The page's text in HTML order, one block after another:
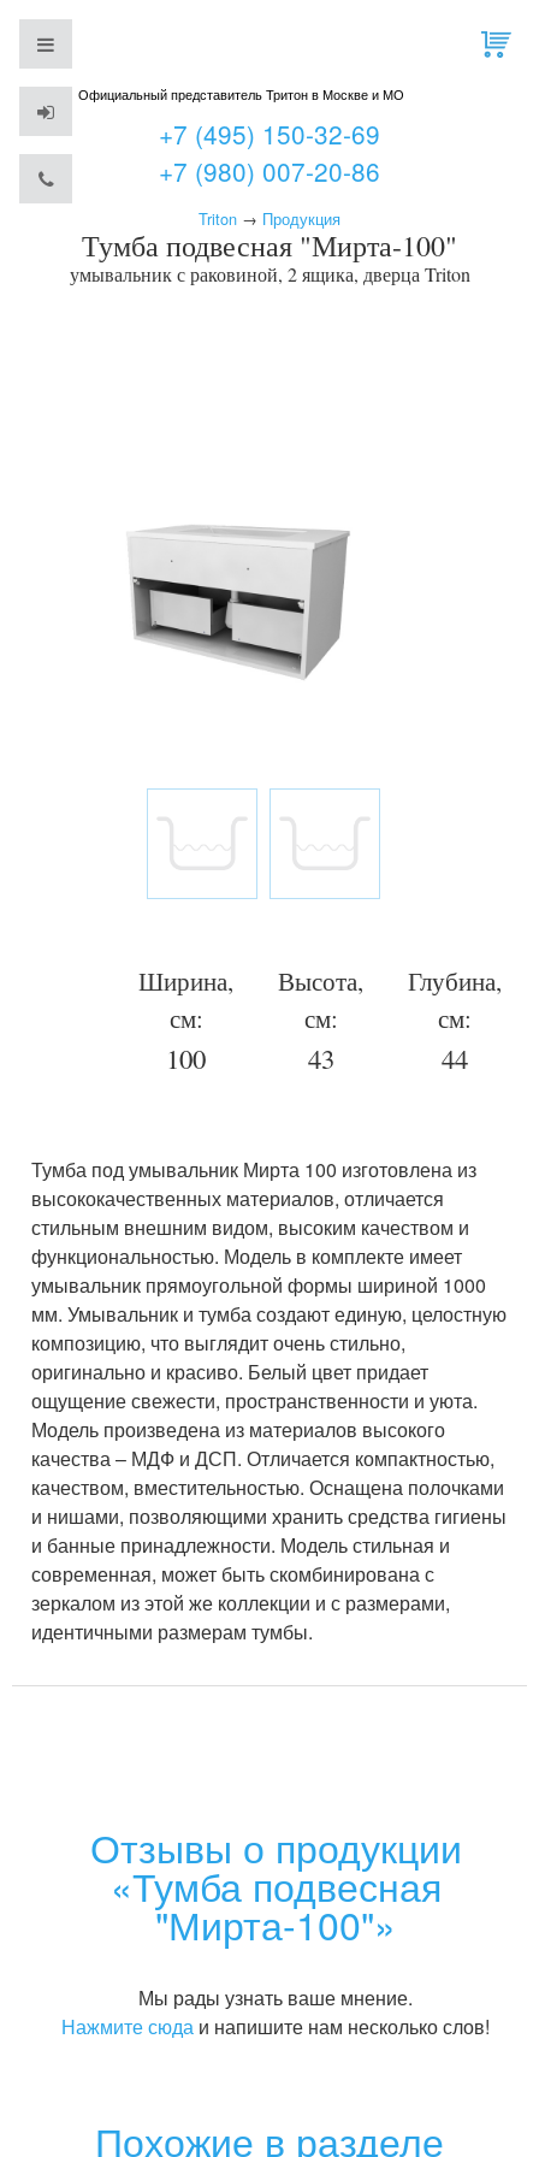
Официальный представитель Тритон в Москве и МО
+7 (495) 150-32-69
+7 (980) 007-20-86
Triton → Продукция
Тумба подвесная "Мирта-100"
умывальник с раковиной, 2 ящика, дверца Triton
Ширина,
см:
100
Высота,
см:
43
Глубина,
см:
44
Тумба под умывальник Мирта 100 изготовлена из
высококачественных материалов, отличается
стильным внешним видом, высоким качеством и
функциональностью. Модель в комплекте имеет
умывальник прямоугольной формы шириной 1000
мм. Умывальник и тумба создают единую, целостную
композицию, что выглядит очень стильно,
оригинально и красиво. Белый цвет придает
ощущение свежести, пространственности и уюта.
Модель произведена из материалов высокого
качества – МДФ и ДСП. Отличается компактностью,
качеством, вместительностью. Оснащена полочками
и нишами, позволяющими хранить средства гигиены
и банные принадлежности. Модель стильная и
современная, может быть скомбинирована с
зеркалом из этой же коллекции и с размерами,
идентичными размерам тумбы.
Отзывы о продукции
«Тумба подвесная
"Мирта-100"»
Мы рады узнать ваше мнение.
Нажмите сюда и напишите нам несколько слов!
Похожие в разделе